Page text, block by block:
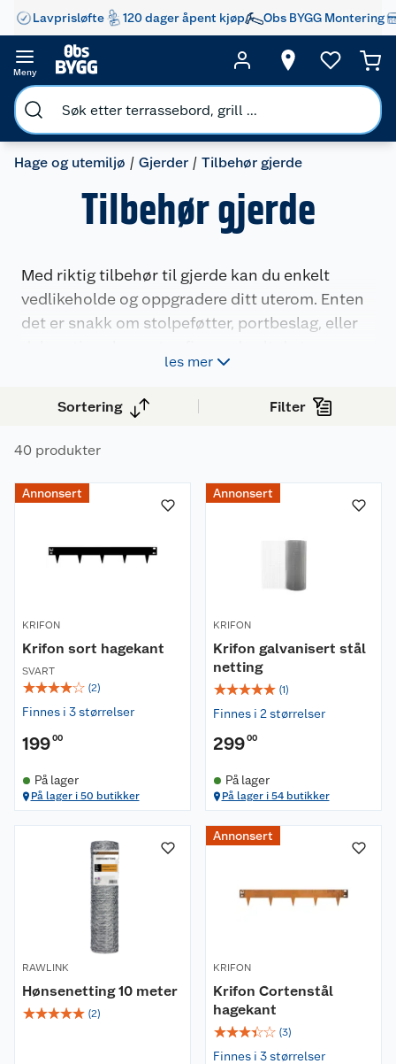
Lavprisløfte 120 dager åpent kjøp Obs BYGG Montering
Meny
Hage og utemiljø Gjerder Tilbehør gjerde
Tilbehør gjerde
Med riktig tilbehør til gjerde kan du enkelt
vedlikeholde og oppgradere ditt uterom. Enten
det er snakk om stolpeføtter, portbeslag, eller
for et solid og stilig gjerde.
les mer
Sortering Filter
40 produkter
Annonsert
KRIFON
Krifon sort hagekant
SVART
☆☆☆☆☆ (2)
Finnes i 3 størrelser
19900
På lager
På lager i 50 butikker
Annonsert
KRIFON
Krifon galvanisert stål
netting
☆☆☆☆☆ (1)
Finnes i 2 størrelser
29900
På lager
På lager i 54 butikker
RAWLINK
Hønsenetting 10 meter
☆☆☆☆☆ (2)
Annonsert
KRIFON
Krifon Cortenstål
hagekant
☆☆☆☆☆ (3)
Finnes i 3 størrelser